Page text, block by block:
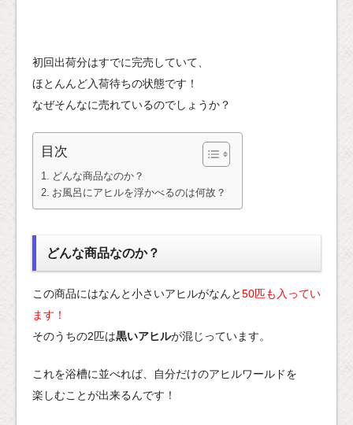
初回出荷分はすでに完売していて、
ほとんんど入荷待ちの状態です！
なぜそんなに売れているのでしょうか？
目次
どんな商品なのか？
お風呂にアヒルを浮かべるのは何故？
どんな商品なのか？
この商品にはなんと小さいアヒルがなんと50匹も入ってい
ます！
そのうちの2匹は黒いアヒルが混じっています。
これを浴槽に並べれば、自分だけのアヒルワールドを
楽しむことが出来るんです！